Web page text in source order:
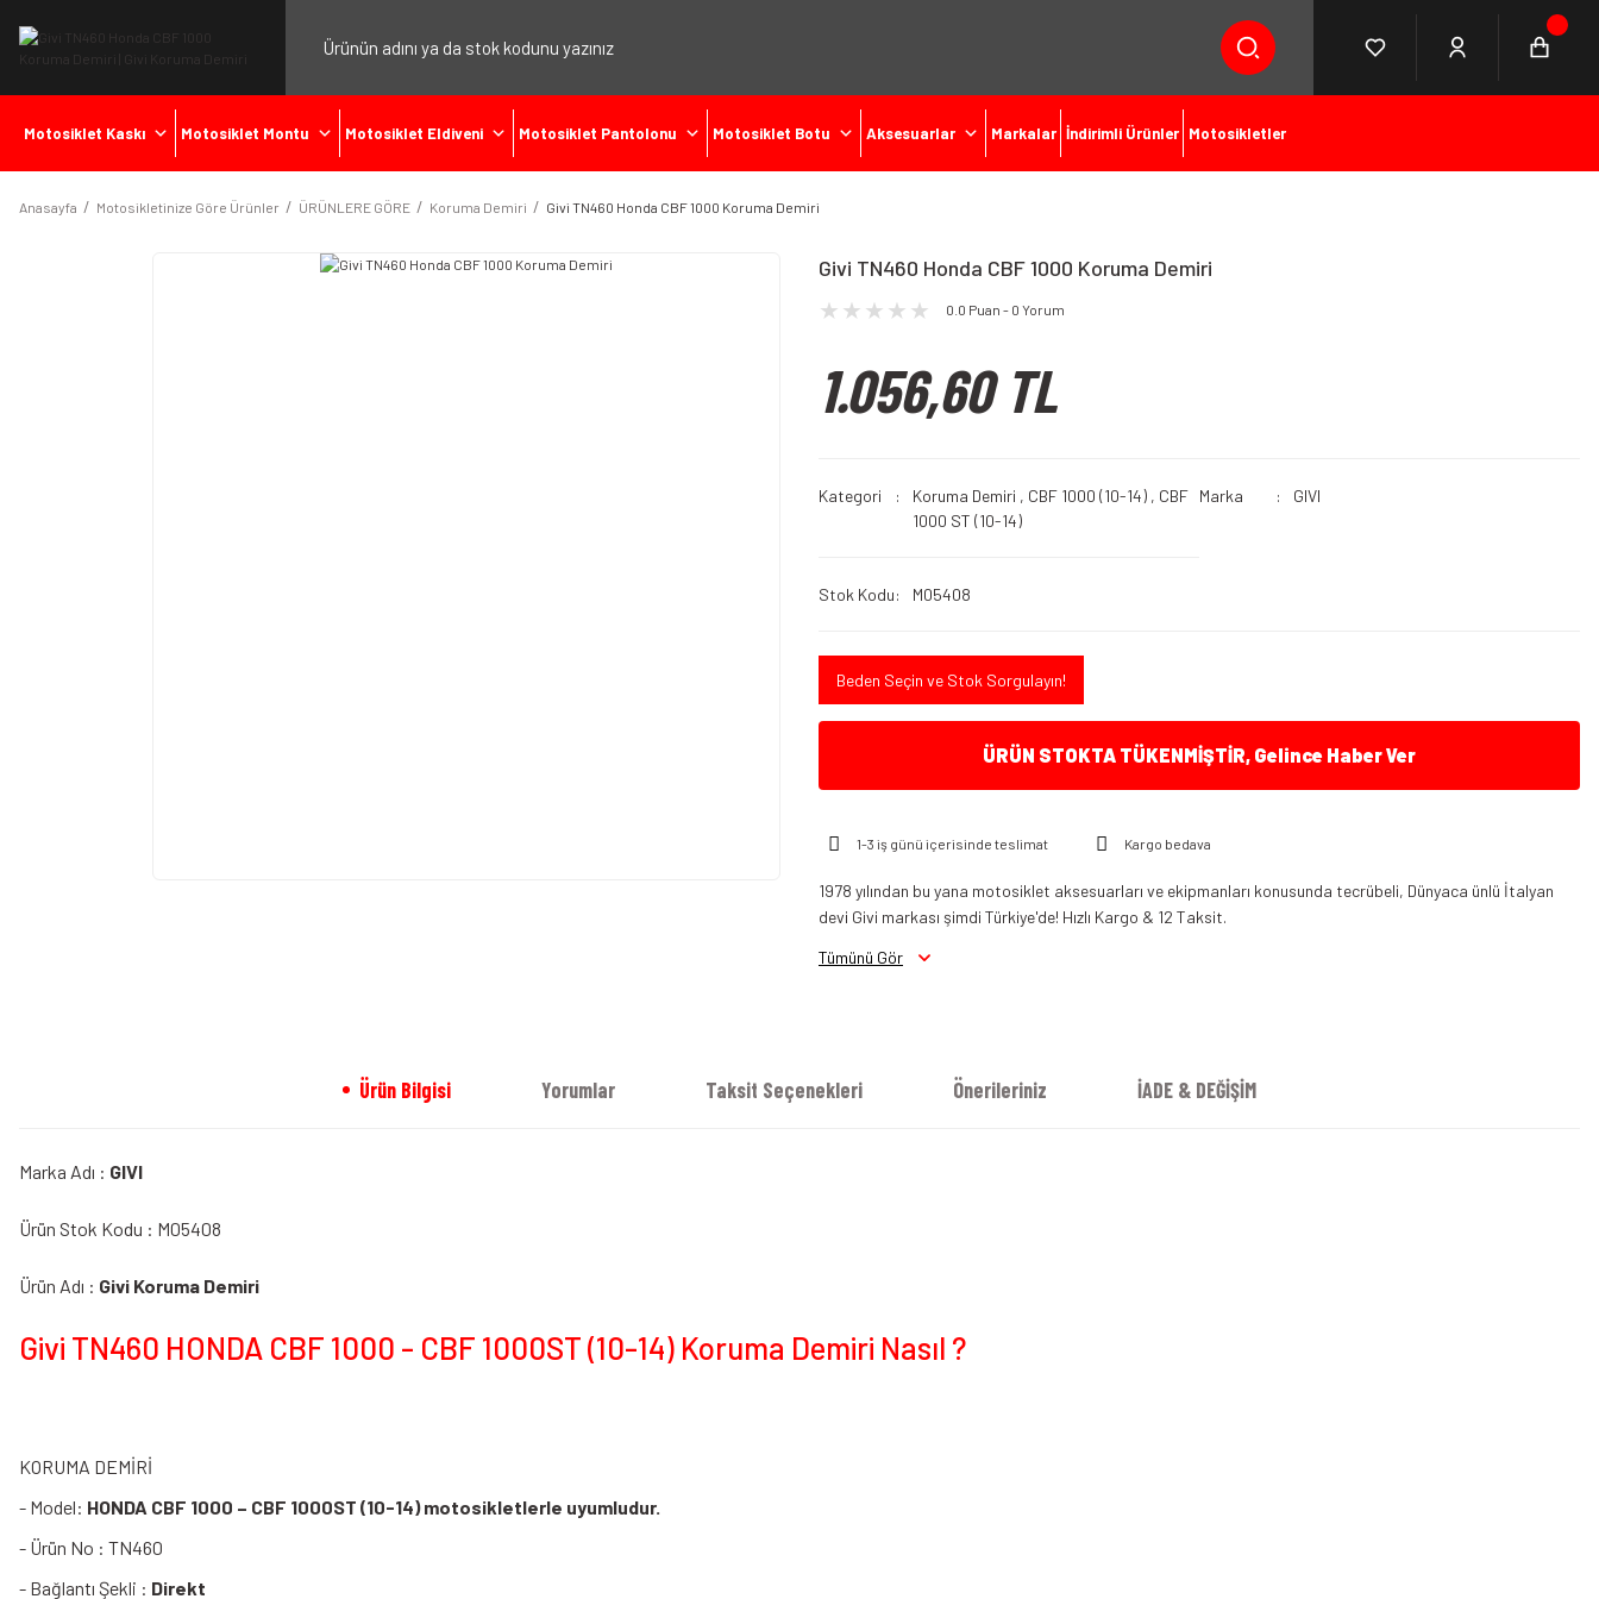
Motosiklet Kaskı Motosiklet Montu Motosiklet Eldiveni Motosiklet Pantolonu Motosiklet Botu Aksesuarlar Markalar İndirimli Ürünler Motosikletler
Anasayfa Motosikletinize Göre Ürünler ÜRÜNLERE GÖRE Koruma Demiri Givi TN460 Honda CBF 1000 Koruma Demiri
Givi TN460 Honda CBF 1000 Koruma Demiri
0.0 Puan - 0 Yorum
1.056,60 TL
Kategori Koruma Demiri , CBF 1000 (10-14) , CBF
1000 ST (10-14)
Marka GIVI
Stok Kodu M05408
Beden Seçin ve Stok Sorgulayın!
ÜRÜN STOKTA TÜKENMİŞTİR, Gelince Haber Ver
1-3 iş günü içerisinde teslimat Kargo bedava
1978 yılından bu yana motosiklet aksesuarları ve ekipmanları konusunda tecrübeli, Dünyaca ünlü İtalyan
devi Givi markası şimdi Türkiye'de! Hızlı Kargo & 12 Taksit.
Tümünü Gör
Ürün Bilgisi Yorumlar Taksit Seçenekleri Önerileriniz İADE & DEĞİŞİM
Marka Adı : GIVI
Ürün Stok Kodu : M05408
Ürün Adı : Givi Koruma Demiri
Givi TN460 HONDA CBF 1000 - CBF 1000ST (10-14) Koruma Demiri Nasıl ?
KORUMA DEMİRİ
- Model: HONDA CBF 1000 – CBF 1000ST (10-14) motosikletlerle uyumludur.
- Ürün No : TN460
- Bağlantı Şekli : Direkt